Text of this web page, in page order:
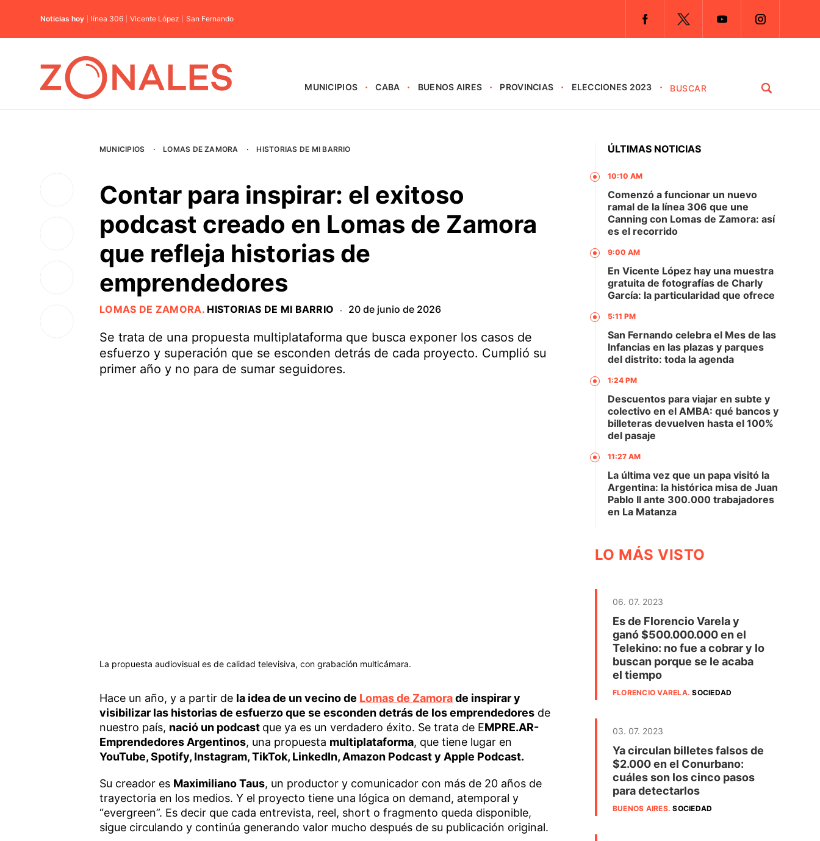
Noticias hoy línea 306 Vicente López San Fernando
MUNICIPIOS CABA BUENOS AIRES PROVINCIAS ELECCIONES 2023
MUNICIPIOS · LOMAS DE ZAMORA · HISTORIAS DE MI BARRIO
Contar para inspirar: el exitoso
podcast creado en Lomas de Zamora
que refleja historias de
emprendedores
LOMAS DE ZAMORA. HISTORIAS DE MI BARRIO · 20 de junio de 2026
Se trata de una propuesta multiplataforma que busca exponer los casos de
esfuerzo y superación que se esconden detrás de cada proyecto. Cumplió su
primer año y no para de sumar seguidores.
La propuesta audiovisual es de calidad televisiva, con grabación multicámara.
Hace un año, y a partir de la idea de un vecino de Lomas de Zamorade inspirar y
visibilizar las historias de esfuerzo que se esconden detrás de los emprendedoresde
nuestro país, nació un podcast que ya es un verdadero éxito. Se trata de EMPRE.AR-
Emprendedores Argentinos, una propuesta multiplataforma, que tiene lugar en
YouTube, Spotify, Instagram, TikTok, LinkedIn, Amazon Podcast y Apple Podcast.
Su creador es Maximiliano Taus, un productor y comunicador con más de 20 años de
trayectoria en los medios. Y el proyecto tiene una lógica on demand, atemporal y
“evergreen”. Es decir que cada entrevista, reel, short o fragmento queda disponible,
sigue circulando y continúa generando valor mucho después de su publicación original.
ÚLTIMAS NOTICIAS
10:10 AM
Comenzó a funcionar un nuevo
ramal de la línea 306 que une
Canning con Lomas de Zamora: así
es el recorrido
9:00 AM
En Vicente López hay una muestra
gratuita de fotografías de Charly
García: la particularidad que ofrece
5:11 PM
San Fernando celebra el Mes de las
Infancias en las plazas y parques
del distrito: toda la agenda
1:24 PM
Descuentos para viajar en subte y
colectivo en el AMBA: qué bancos y
billeteras devuelven hasta el 100%
del pasaje
11:27 AM
La última vez que un papa visitó la
Argentina: la histórica misa de Juan
Pablo II ante 300.000 trabajadores
en La Matanza
LO MÁS VISTO
06. 07. 2023
Es de Florencio Varela y
ganó $500.000.000 en el
Telekino: no fue a cobrar y lo
buscan porque se le acaba
el tiempo
FLORENCIO VARELA.SOCIEDAD
03. 07. 2023
Ya circulan billetes falsos de
$2.000 en el Conurbano:
cuáles son los cinco pasos
para detectarlos
BUENOS AIRES.SOCIEDAD